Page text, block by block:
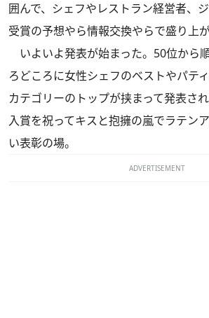
囲んで、シェフやレストラン経営者、ジ
受賞の予想やら情報交換やらで盛り上が
いよいよ発表が始まった。50位から
ろどころに女性シェフのベストやパテ
カテゴリーのトップが挟まって発表さ
入賞を祝ってキスと抱擁の嵐でラテン
い表彰の場。
ADVERTISEMENT